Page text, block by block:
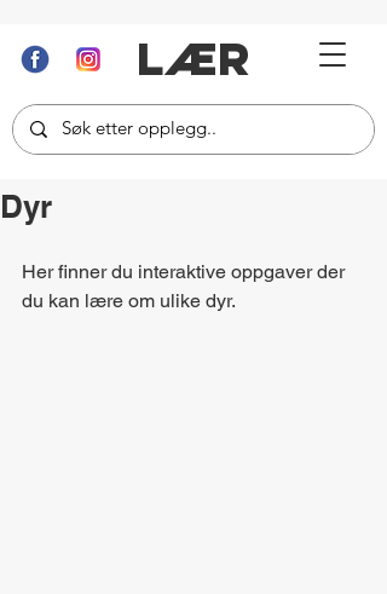
LÆR
Dyr
Her finner du interaktive oppgaver der
du kan lære om ulike dyr.